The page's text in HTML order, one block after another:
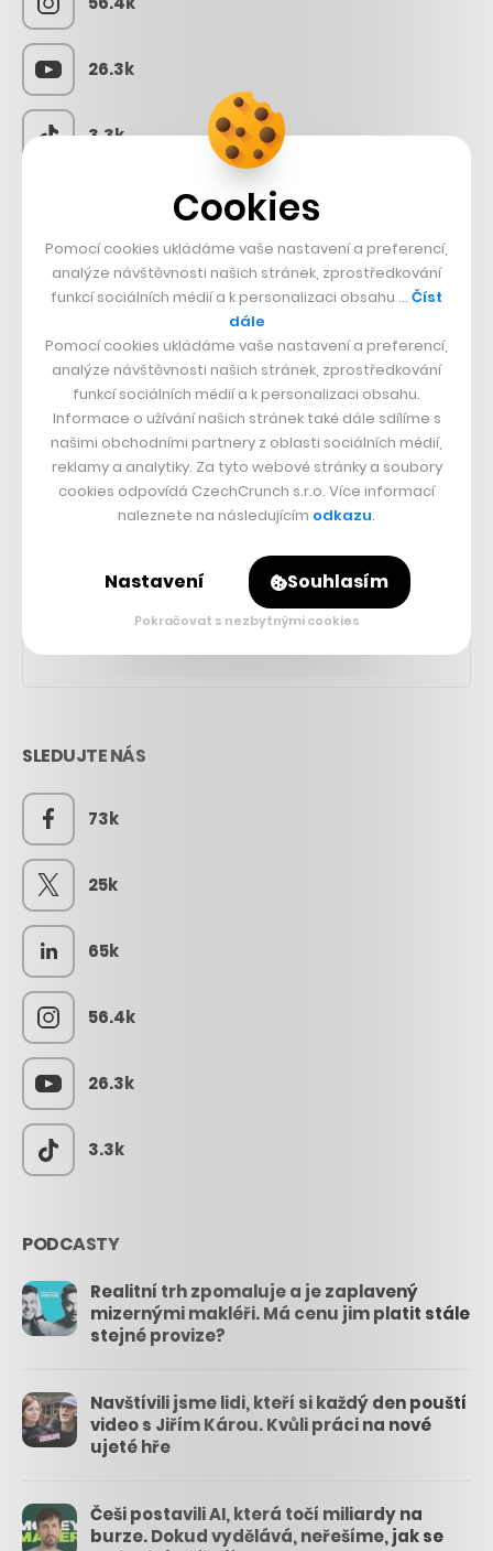
26.3k
3.3k
SLEDUJTE NÁS
73k
25k
65k
56.4k
26.3k
3.3k
PODCASTY
Realitní trh zpomaluje a je zaplavený
mizernými makléři. Má cenu jim platit stále
stejné provize?
Navštívili jsme lidi, kteří si každý den pouští
video s Jiřím Károu. Kvůli práci na nové
ujeté hře
Češi postavili AI, která točí miliardy na
burze. Dokud vydělává, neřešíme, jak se
Cookies
Pomocí cookies ukládáme vaše nastavení a preferencí,
analýze návštěvnosti našich stránek, zprostředkování
funkcí sociálních médií a k personalizaci obsahu … Číst
dále
Pomocí cookies ukládáme vaše nastavení a preferencí,
analýze návštěvnosti našich stránek, zprostředkování
funkcí sociálních médií a k personalizaci obsahu.
Informace o užívání našich stránek také dále sdílíme s
našimi obchodními partnery z oblasti sociálních médií,
reklamy a analytiky. Za tyto webové stránky a soubory
cookies odpovídá CzechCrunch s.r.o. Více informací
naleznete na následujícím odkazu.
Nastavení Souhlasím
Pokračovat s nezbytnými cookies